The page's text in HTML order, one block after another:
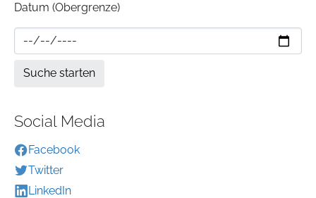
Datum (Obergrenze)
Social Media
Facebook
Twitter
LinkedIn